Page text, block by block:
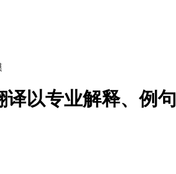
以专业解释、例句